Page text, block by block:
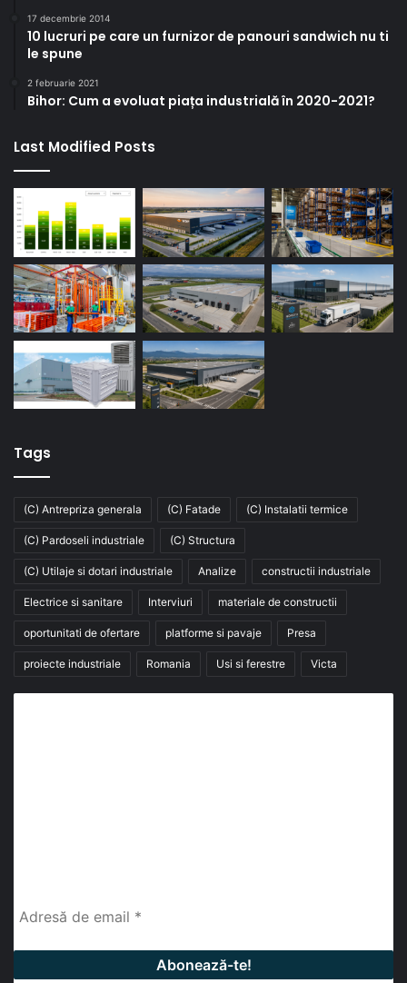
17 decembrie 2014
10 lucruri pe care un furnizor de panouri sandwich nu ti
le spune
2 februarie 2021
Bihor: Cum a evoluat piața industrială în 2020-2021?
Last Modified Posts
Tags
(C) Antrepriza generala (C) Fatade (C) Instalatii termice
(C) Pardoseli industriale (C) Structura
(C) Utilaje si dotari industriale Analize constructii industriale
Electrice si sanitare Interviuri materiale de constructii
oportunitati de ofertare platforme si pavaje Presa
proiecte industriale Romania Usi si ferestre Victa